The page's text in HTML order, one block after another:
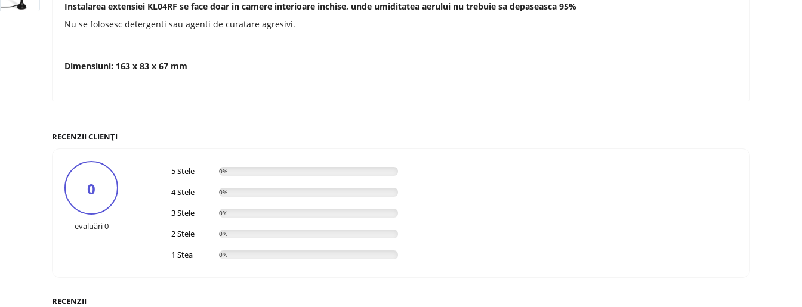
Instalarea extensiei KL04RF se face doar in camere interioare inchise, unde umiditatea aerului nu trebuie sa depaseasca 95%
Nu se folosesc detergenti sau agenti de curatare agresivi.
Dimensiuni: 163 x 83 x 67 mm
RECENZII CLIENȚI
0
evaluări 0
5 Stele 0%
4 Stele 0%
3 Stele 0%
2 Stele 0%
1 Stea 0%
RECENZII